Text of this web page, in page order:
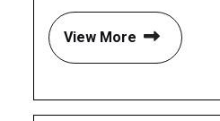
View More